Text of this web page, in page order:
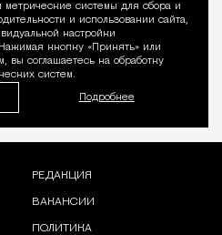
Уведомление
системы для сбора и
и использовании сайта,
настройки
кнопку «Принять» или
вы соглашаетесь на обработку
систем.
Подробнее
РЕДАКЦИЯ
ВАКАНСИИ
ПОЛИТИКА